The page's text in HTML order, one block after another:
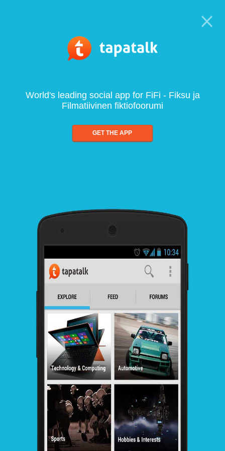
World's leading social app for FiFi - Fiksu ja
Filmatiivinen fiktiofoorumi
GET THE APP